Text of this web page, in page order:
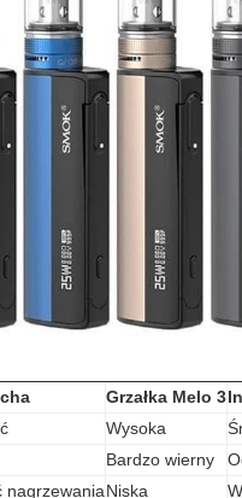
Grzałka Melo 3
Wysoka
Bardzo wierny
nagrzewaniaNiska